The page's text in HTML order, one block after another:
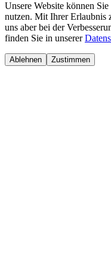
Unsere Website können
nutzen. Mit Ihrer Erlaubnis
uns aber bei der
finden Sie in unserer
Ablehnen Zustimmen